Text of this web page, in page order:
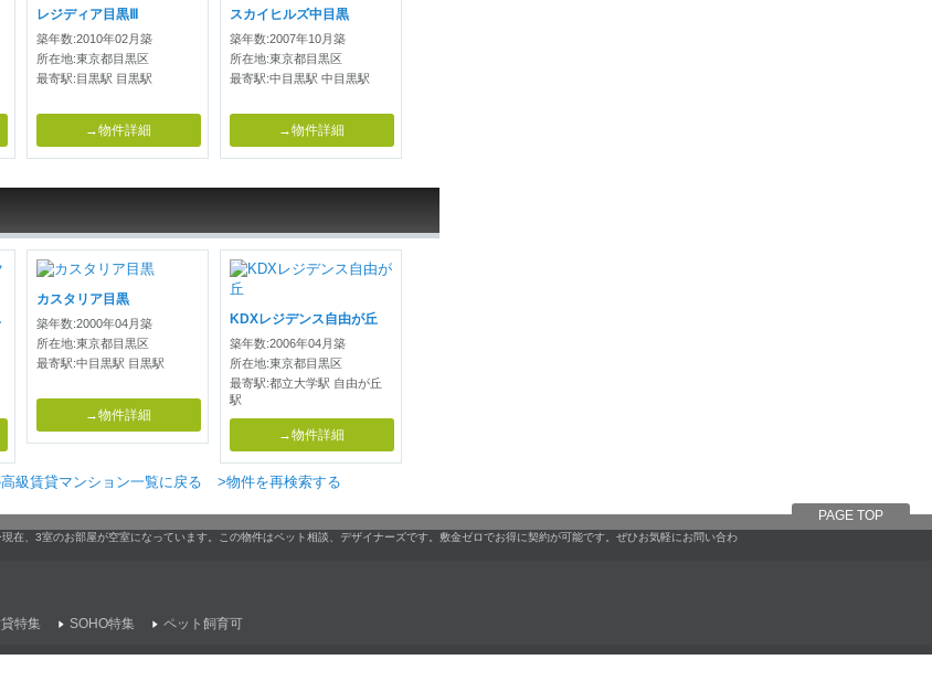
レジディア目黒Ⅲ
築年数:2010年02月築
所在地:東京都目黒区
最寄駅:目黒駅 目黒駅
→物件詳細
スカイヒルズ中目黒
築年数:2007年10月築
所在地:東京都目黒区
最寄駅:中目黒駅 中目黒駅
→物件詳細
布
カスタリア目黒
築年数:2000年04月築
所在地:東京都目黒区
最寄駅:中目黒駅 目黒駅
→物件詳細
KDXレジデンス自由が丘
築年数:2006年04月築
所在地:東京都目黒区
最寄駅:都立大学駅 自由が丘
駅
→物件詳細
級賃貸マンション一覧に戻る >物件を再検索する
PAGE TOP
在、3室のお部屋が空室になっています。この物件はペット相談、デザイナーズです。敷金ゼロでお得に契約が可能です。ぜひお気軽にお問い合わ
特集 SOHO特集 ペット飼育可